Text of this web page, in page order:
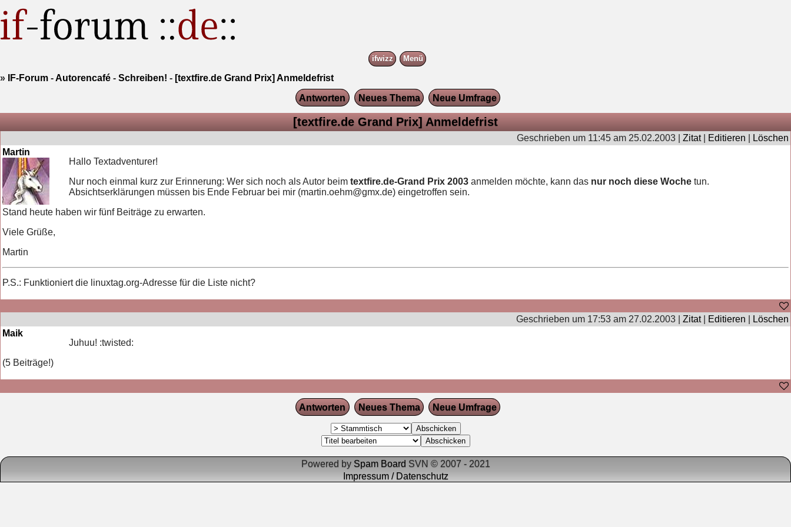
ifwizz Menü
» IF-Forum -Autorencafé - Schreiben! - [textfire.de Grand Prix] Anmeldefrist
Antworten
Neues Thema Neue Umfrage
[textfire.de Grand Prix] Anmeldefrist
Geschrieben um 11:45 am 25.02.2003 | Zitat| Editieren
Löschen
Martin
Hallo Textadventurer!
Nur noch einmal kurz zur Erinnerung: Wer sich noch als Autor beimtextfire.de-Grand Prix 2003 anmelden möchte, kann das nur noch diese Woche tun.
Absichtserklärungen müssen bis Ende Februar bei mir (martin.oehm@gmx.de) eingetroffen sein.
Stand heute haben wir fünf Beiträge zu erwarten.
Viele Grüße,
Martin
P.S.: Funktioniert die linuxtag.org-Adresse für die Liste nicht?
Geschrieben um 17:53 am 27.02.2003 | Zitat| Editieren
Löschen
Maik
Juhuu! :twisted:
(5 Beiträge!)
Antworten Neues Thema Neue Umfrage
Powered by Spam Board SVN © 2007 - 2021
Impressum / Datenschutz